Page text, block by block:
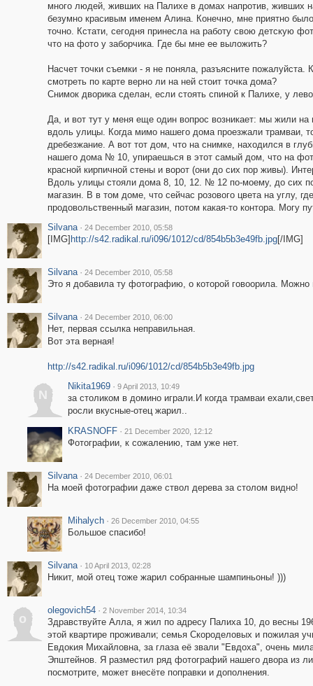
много людей, живших на Палихе в домах напротив, живших
безумно красивым именем Алина. Конечно, мне приятно
точно. Кстати, сегодня принесла на работу свою детскую
что на фото у заборчика. Где бы мне ее выложить?
Насчет точки съемки - я не поняла, разъясните
смотреть по карте верно ли на ней стоит точка дома?
Снимок дворика сделан, если стоять спиной к Палихе, у
Да, и вот тут у меня еще один вопрос возникает: мы жили
вдоль улицы. Когда мимо нашего дома проезжали трамваи,
дребезжание. А вот тот дом, что на снимке, находился в
нашего дома № 10, упираешься в этот самый дом, что на
красной кирпичной стены и ворот (они до сих пор живы).
Вдоль улицы стояли дома 8, 10, 12. № 12 по-моему, до сих
магазин. В в том доме, что сейчас розового цвета на углу,
продовольственный магазин, потом какая-то контора. Могу
Silvana · 24 December 2010, 05:58
[IMG] http://s42.radikal.ru/i096/1012/cd/854b5b3e49fb.jpg[/IMG]
Silvana · 24 December 2010, 05:58
Это я добавила ту фотографию, о которой говоорила. Можно
Silvana · 24 December 2010, 06:00
Нет, первая ссылка неправильная.
Вот эта верная!
http://s42.radikal.ru/i096/1012/cd/854b5b3e49fb.jpg
N
Nikita1969 · 9 April 2013, 10:49
за столиком в домино играли.И когда трамваи
росли вкусные-отец жарил..
KRASNOFF · 21 December 2020, 12:12
Фотографии, к сожалению, там уже нет.
Silvana · 24 December 2010, 06:01
На моей фотографии даже ствол дерева за столом видно!
Mihalych · 26 December 2010, 04:55
Большое спасибо!
Silvana · 10 April 2013, 02:28
Никит, мой отец тоже жарил собранные шампиньоны! )))
o
olegovich54 · 2 November 2014, 10:34
Здравствуйте Алла, я жил по адресу Палиха 10, до весны
этой квартире проживали; семья Скороделовых и пожилая
Евдокия Михайловна, за глаза её звали "Евдоха", очень
Эпштейнов. Я разместил ряд фотографий нашего двора из
посмотрите, может внесёте поправки и дополнения.